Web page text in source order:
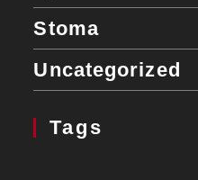
Stoma
Uncategorized
Tags